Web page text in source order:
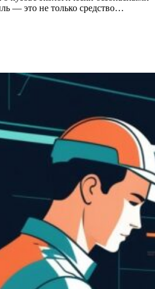
— это не только средство…